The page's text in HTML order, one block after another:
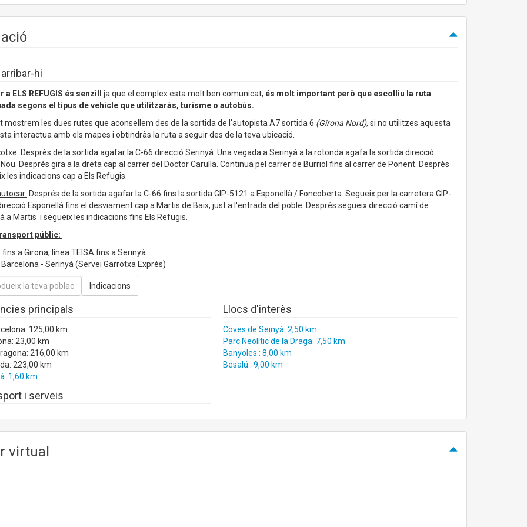
hi
a ELS REFUGIS és senzill ja que el complex esta molt ben comunicat, és molt important però que escolliu la ruta
segons el tipus de vehicle que utilitzaràs, turisme o autobús.
mostrem les dues rutes que aconsellem des de la sortida de l'autopista A7 sortida 6 (Girona Nord), si no utilitzes aquesta
interactua amb els mapes i obtindràs la ruta a seguir des de la teva ubicació.
: Desprès de la sortida agafar la C-66 direcció Serinyà. Una vegada a Serinyà a la rotonda agafa la sortida direcció
Després gira a la dreta cap al carrer del Doctor Carulla. Continua pel carrer de Burriol fins al carrer de Ponent. Desprès
les indicacions cap a Els Refugis.
Després de la sortida agafar la C-66 fins la sortida GIP-5121 a Esponellà / Foncoberta. Segueix per la carretera GIP-
Esponellà fins el desviament cap a Martis de Baix, just a l'entrada del poble. Després segueix direcció camí de
a Martis i segueix les indicacions fins Els Refugis.
públic:
fins a Girona, línea TEISA fins a Serinyà.
Barcelona - Serinyà (Servei Garrotxa Exprés)
principals
125,00 km
23,00 km
216,00 km
223,00 km
1,60 km
i serveis
Llocs d'interès
Coves de Seinyà: 2,50 km
Parc Neolític de la Draga: 7,50 km
Banyoles : 8,00 km
Besalú : 9,00 km
virtual